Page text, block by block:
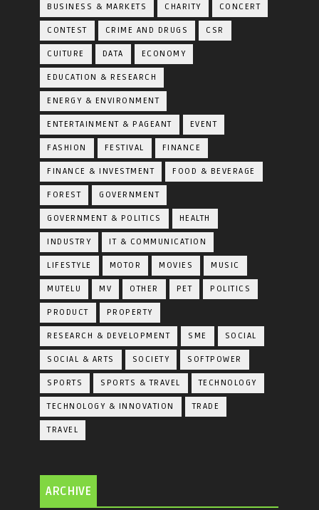
BUSINESS & MARKETS CHARITY CONCERT
CONTEST CRIME AND DRUGS CSR
CUITURE DATA ECONOMY
EDUCATION & RESEARCH
ENERGY & ENVIRONMENT
ENTERTAINMENT & PAGEANT EVENT
FASHION FESTIVAL FINANCE
FINANCE & INVESTMENT FOOD & BEVERAGE
FOREST GOVERNMENT
GOVERNMENT & POLITICS HEALTH
INDUSTRY IT & COMMUNICATION
LIFESTYLE MOTOR MOVIES MUSIC
MUTELU MV OTHER PET POLITICS
PRODUCT PROPERTY
RESEARCH & DEVELOPMENT SME SOCIAL
SOCIAL & ARTS SOCIETY SOFTPOWER
SPORTS SPORTS & TRAVEL TECHNOLOGY
TECHNOLOGY & INNOVATION TRADE
TRAVEL
ARCHIVE